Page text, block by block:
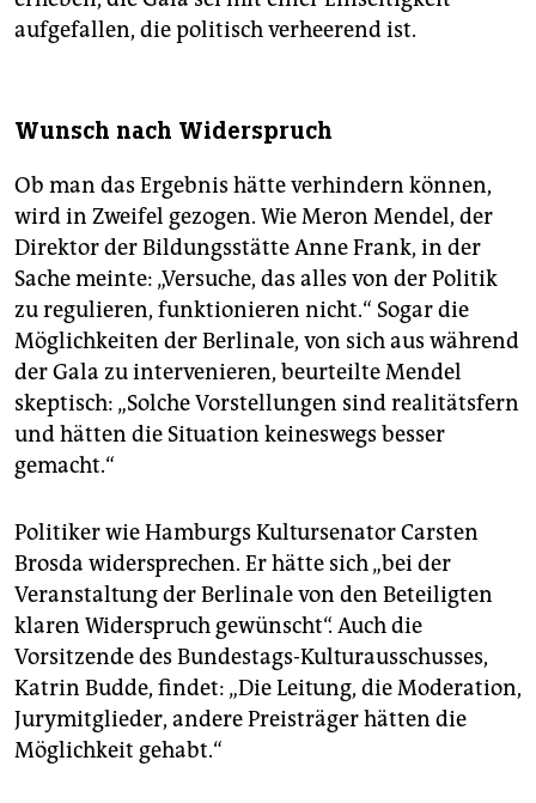
aufgefallen, die politisch verheerend ist.
Wunsch nach Widerspruch
Ob man das Ergebnis hätte verhindern können,
wird in Zweifel gezogen. Wie Meron Mendel, der
Direktor der Bildungsstätte Anne Frank, in der
Sache meinte: „Versuche, das alles von der Politik
zu regulieren, funktionieren nicht.“ Sogar die
Möglichkeiten der Berlinale, von sich aus während
der Gala zu intervenieren, beurteilte Mendel
skeptisch: „Solche Vorstellungen sind realitätsfern
und hätten die Situation keineswegs besser
gemacht.“
Politiker wie Hamburgs Kultursenator Carsten
Brosda widersprechen. Er hätte sich „bei der
Veranstaltung der Berlinale von den Beteiligten
klaren Widerspruch gewünscht“. Auch die
Vorsitzende des Bundestags-Kulturausschusses,
Katrin Budde, findet: „Die Leitung, die Moderation,
Jurymitglieder, andere Preisträger hätten die
Möglichkeit gehabt.“